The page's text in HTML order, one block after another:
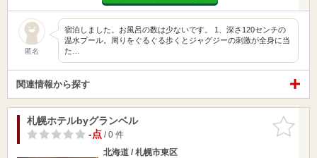
匿名
宿泊しました。お風呂の数は少ないです。 1、深さ120センチの
温水プール。周りをぐるぐる歩くとジャグジーの刺激が全身に当
た…
関連情報から探す
お気に入
りに追加
札幌ホテルbyグランベル
-点/ 0 件
北海道 / 札幌市東区